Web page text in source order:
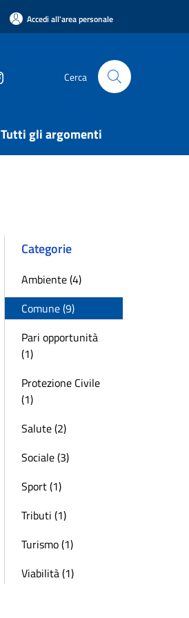
Accedi all'area personale
Cerca
Tutti gli argomenti
Categorie
Ambiente (4)
Comune (9)
Pari opportunità
(1)
Protezione Civile
(1)
Salute (2)
Sociale (3)
Sport (1)
Tributi (1)
Turismo (1)
Viabilità (1)